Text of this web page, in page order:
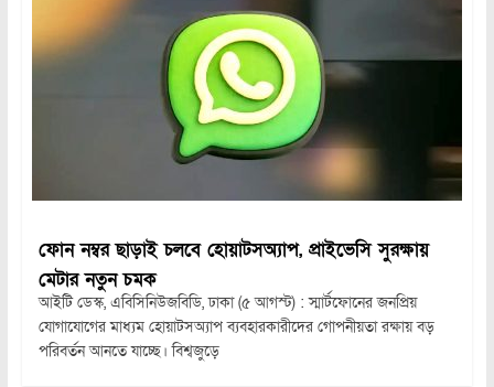
ফোন নম্বর ছাড়াই চলবে হোয়াটসঅ্যাপ, প্রাইভেসি সুরক্ষায়
মেটার নতুন চমক
আইটি ডেস্ক, এবিসিনিউজবিডি, ঢাকা (৫ আগস্ট) : স্মার্টফোনের জনপ্রিয়
যোগাযোগের মাধ্যম হোয়াটসঅ্যাপ ব্যবহারকারীদের গোপনীয়তা রক্ষায় বড়
পরিবর্তন আনতে যাচ্ছে। বিশ্বজুড়ে